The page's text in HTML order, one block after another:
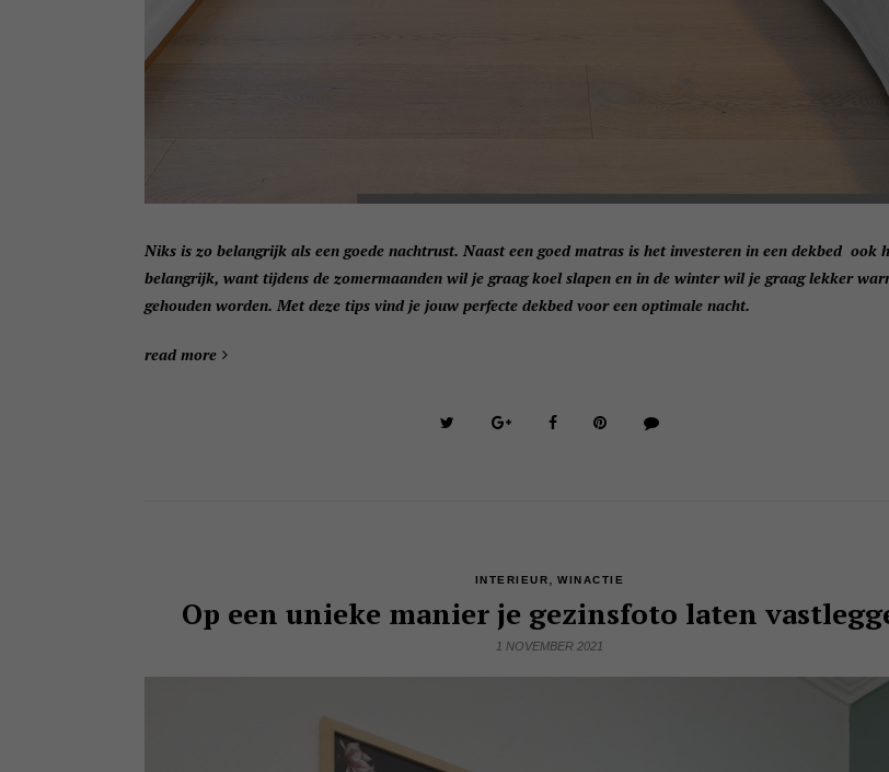
Niks is zo belangrijk als een goede nachtrust. Naast een goed matras is het investeren in een dekbed ook
belangrijk, want tijdens de zomermaanden wil je graag koel slapen en in de winter wil je graag lekker
gehouden worden. Met deze tips vind je jouw perfecte dekbed voor een optimale nacht.
read more
INTERIEUR ,WINACTIE
Op een unieke manier je gezinsfoto laten
1 NOVEMBER 2021